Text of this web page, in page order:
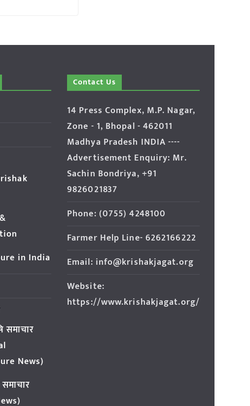
in India
समाचार
News)
Contact Us
14 Press Complex, M.P. Nagar,
Zone - 1, Bhopal - 462011
Madhya Pradesh INDIA ----
Advertisement Enquiry: Mr.
Sachin Bondriya, +91
9826021837
Phone: (0755) 4248100
Farmer Help Line- 6262166222
Email: info@krishakjagat.org
Website:
https://www.krishakjagat.org/